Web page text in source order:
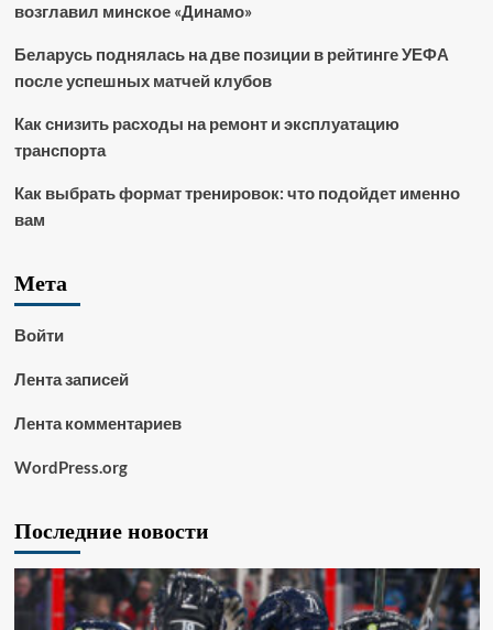
возглавил минское «Динамо»
Беларусь поднялась на две позиции в рейтинге УЕФА
после успешных матчей клубов
Как снизить расходы на ремонт и эксплуатацию
транспорта
Как выбрать формат тренировок: что подойдет именно
вам
Мета
Войти
Лента записей
Лента комментариев
WordPress.org
Последние новости